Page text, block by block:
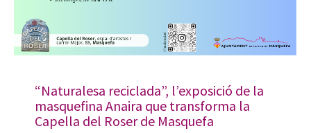
“Naturalesa reciclada”, l’exposició de la
masquefina Anaira que transforma la
Capella del Roser de Masquefa